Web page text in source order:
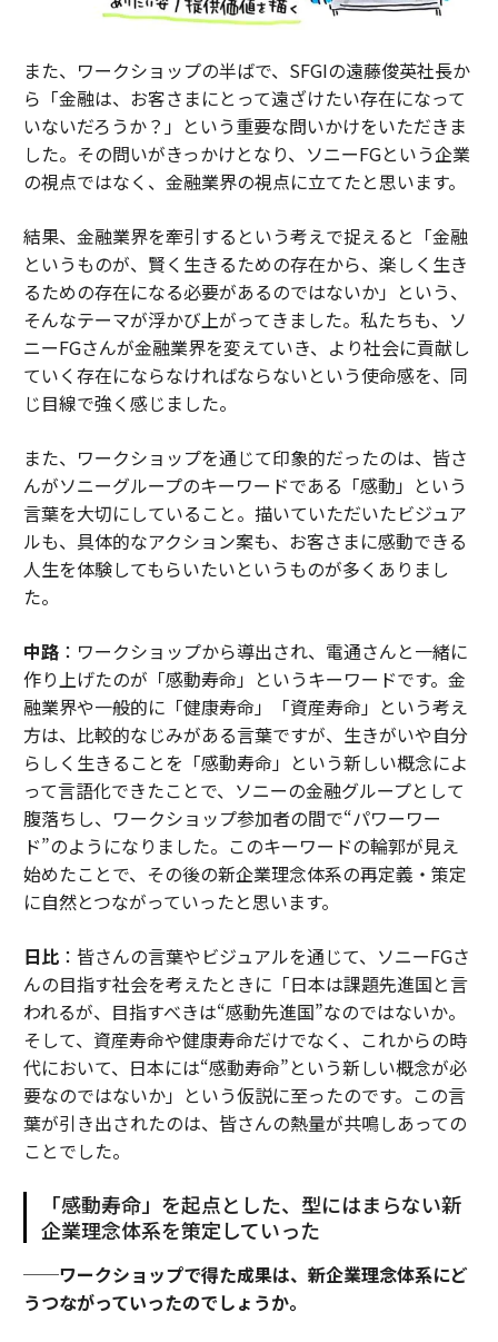
また、ワークショップの半ばで、SFGIの遠藤俊英社長か
ら「金融は、お客さまにとって遠ざけたい存在になって
いないだろうか？」という重要な問いかけをいただきま
した。その問いがきっかけとなり、ソニーFGという企業
の視点ではなく、金融業界の視点に立てたと思います。
結果、金融業界を牽引するという考えで捉えると「金融
というものが、賢く生きるための存在から、楽しく生き
るための存在になる必要があるのではないか」という、
そんなテーマが浮かび上がってきました。私たちも、ソ
ニーFGさんが金融業界を変えていき、より社会に貢献し
ていく存在にならなければならないという使命感を、同
じ目線で強く感じました。
また、ワークショップを通じて印象的だったのは、皆さ
んがソニーグループのキーワードである「感動」という
言葉を大切にしていること。描いていただいたビジュア
ルも、具体的なアクション案も、お客さまに感動できる
人生を体験してもらいたいというものが多くありまし
た。
中路：ワークショップから導出され、電通さんと一緒に
作り上げたのが「感動寿命」というキーワードです。金
融業界や一般的に「健康寿命」「資産寿命」という考え
方は、比較的なじみがある言葉ですが、生きがいや自分
らしく生きることを「感動寿命」という新しい概念によ
って言語化できたことで、ソニーの金融グループとして
腹落ちし、ワークショップ参加者の間で“パワーワー
ド”のようになりました。このキーワードの輪郭が見え
始めたことで、その後の新企業理念体系の再定義・策定
に自然とつながっていったと思います。
日比：皆さんの言葉やビジュアルを通じて、ソニーFGさ
んの目指す社会を考えたときに「日本は課題先進国と言
われるが、目指すべきは“感動先進国”なのではないか。
そして、資産寿命や健康寿命だけでなく、これからの時
代において、日本には“感動寿命”という新しい概念が必
要なのではないか」という仮説に至ったのです。この言
葉が引き出されたのは、皆さんの熱量が共鳴しあっての
ことでした。
「感動寿命」を起点とした、型にはまらない新
企業理念体系を策定していった
──ワークショップで得た成果は、新企業理念体系にど
うつながっていったのでしょうか。